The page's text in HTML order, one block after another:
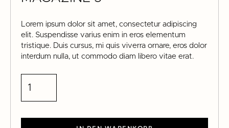
Lorem ipsum dolor sit amet, consectetur adipiscing
elit. Suspendisse varius enim in eros elementum
tristique. Duis cursus, mi quis viverra ornare, eros dolor
interdum nulla, ut commodo diam libero vitae erat.